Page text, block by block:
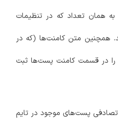
به همان تعداد که در تنظیمات
همچنین متن‌ کامنت‌ها (که در
را در قسمت کامنت پست‌ها ثبت
تصادفی پست‌های موجود در تایم